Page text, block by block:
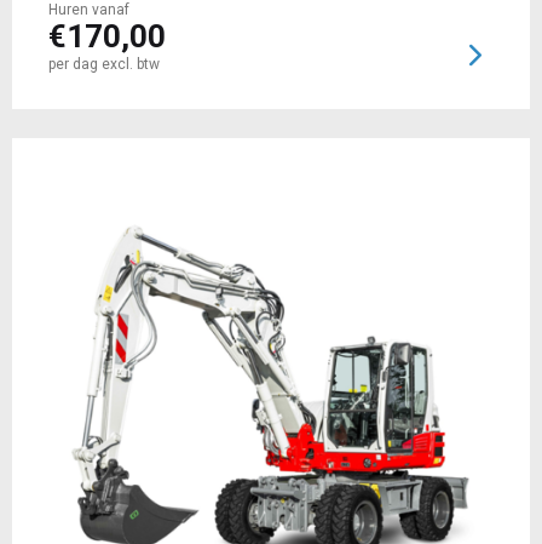
Huren vanaf
€170,00
per dag excl. btw